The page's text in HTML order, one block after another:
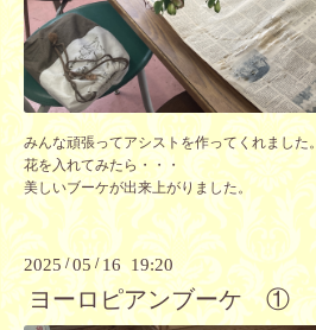
みんな頑張ってアシストを作ってくれました。
花を入れてみたら・・・
美しいブーケが出来上がりました。
2025/05/16 19:20
ヨーロピアンブーケ ①